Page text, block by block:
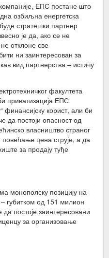
ЕПС постане што
озбиљна енергетска
стратешки партнер
је да, ако се не
отклоне све
ни заинтересован за
вид партнерства – истичу
факултета
приватизација ЕПС
финансијску корист, али би
да постоји опасност од
власништво страног
повећање цена струје, а да
за продају туђе
монополску позицију на
губитком од 151 милион
постоје заинтересовани
за организовање